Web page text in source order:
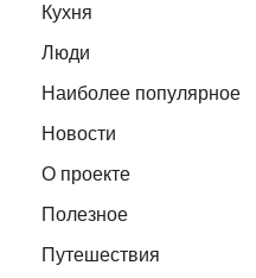
Кухня
Люди
Наиболее популярное
Новости
О проекте
Полезное
Путешествия